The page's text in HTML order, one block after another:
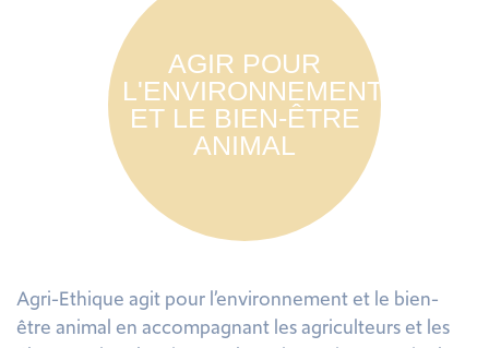
AGIR POUR
L'ENVIRONNEMENT
ET LE BIEN-ÊTRE
ANIMAL
Agri-Ethique agit pour l’environnement et le bien-
être animal en accompagnant les agriculteurs et les